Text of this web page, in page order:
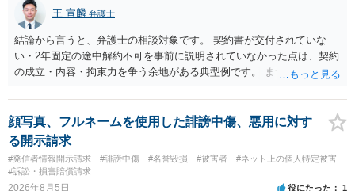
王 宣麟 弁護士
結論から言うと、弁護士の相談対象です。 契約書が交付されていな
い・2年固定の途中解約不可を事前に説明されていなかった点は、契約
の成立・内容・拘束力を争う余地がある典型例です。 まずは、運営と
みてはいかがでしょうか。 また同時並行で（もしまだされていないの
であれば）書面で退所意思の明確化はしておくべきだと考えます。
顔写真、フルネームを使用した誹謗中傷、悪用に対す
る開示請求
#発信者情報開示請求 #誹謗中傷 #名誉毀損 #被害者
#ネット上の個人特定被害
#訴訟・損害賠償請求
2026年8月5日 役にたった 1